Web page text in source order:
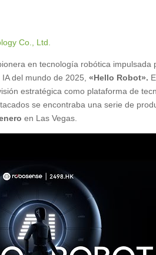
Co., Ltd.
en tecnología robótica
IA del mundo de 2025,«Hello Robot».
estratégica como plataforma de
se encontraba una serie de
en Las Vegas.